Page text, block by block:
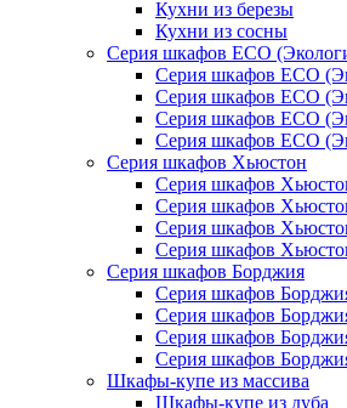
Кухни из березы
Кухни из сосны
Серия шкафов ECO
Серия шкафов ECO
Серия шкафов ECO
Серия шкафов ECO
Серия шкафов ECO
Серия шкафов Хьюстон
Серия шкафов
Серия шкафов
Серия шкафов
Серия шкафов
Серия шкафов Борджия
Серия шкафов
Серия шкафов
Серия шкафов
Серия шкафов
Шкафы-купе из массива
Шкафы-купе из дуба